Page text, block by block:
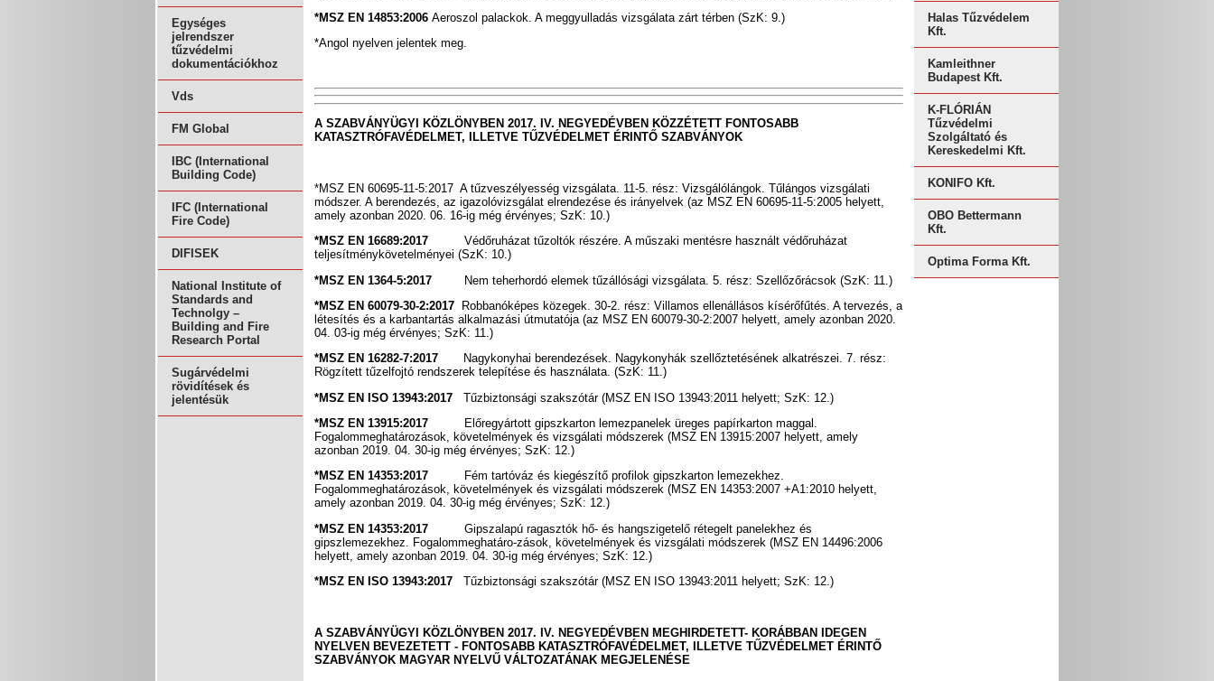
Egységes
jelrendszer
tűzvédelmi
dokumentációkhoz
Vds
FM Global
IBC (International
Building Code)
IFC (International
Fire Code)
DIFISEK
National Institute of
Standards and
Technolgy –
Building and Fire
Research Portal
Sugárvédelmi
rövidítések és
jelentésük
*MSZ EN 14853:2006Aeroszol palackok. A meggyulladás vizsgálata zárt térben (SzK: 9.)
*Angol nyelven jelentek meg.
A SZABVÁNYÜGYI KÖZLÖNYBEN 2017. IV. NEGYEDÉVBEN KÖZZÉTETT FONTOSABB
KATASZTRÓFAVÉDELMET, ILLETVE TŰZVÉDELMET ÉRINTŐ SZABVÁNYOK
*MSZ EN 60695-11-5:2017 A tűzveszélyesség vizsgálata. 11-5. rész: Vizsgálólángok. Tűlángos vizsgálati
módszer. A berendezés, az igazolóvizsgálat elrendezése és irányelvek (az MSZ EN 60695-11-5:2005 helyett,
amely azonban 2020. 06. 16-ig még érvényes; SzK: 10.)
*MSZ EN 16689:2017 Védőruházat tűzoltók részére. A műszaki mentésre használt védőruházat
teljesítménykövetelményei (SzK: 10.)
*MSZ EN 1364-5:2017 Nem teherhordó elemek tűzállósági vizsgálata. 5. rész: Szellőzőrácsok (SzK: 11.)
*MSZ EN 60079-30-2:2017
Robbanóképes közegek. 30-2. rész: Villamos ellenállásos kísérőfűtés. A tervezés, a
létesítés és a karbantartás alkalmazási útmutatója (az MSZ EN 60079-30-2:2007 helyett, amely azonban 2020.
04. 03-ig még érvényes; SzK: 11.)
*MSZ EN 16282-7:2017
Nagykonyhai berendezések. Nagykonyhák szellőztetésének alkatrészei. 7. rész:
Rögzített tűzelfojtó rendszerek telepítése és használata. (SzK: 11.)
*MSZ EN ISO 13943:2017Tűzbiztonsági szakszótár (MSZ EN ISO 13943:2011 helyett; SzK: 12.)
*MSZ EN 13915:2017
Előregyártott gipszkarton lemezpanelek üreges papírkarton maggal.
Fogalommeghatározások, követelmények és vizsgálati módszerek (MSZ EN 13915:2007 helyett, amely
azonban 2019. 04. 30-ig még érvényes; SzK: 12.)
*MSZ EN 14353:2017
Fém tartóváz és kiegészítő profilok gipszkarton lemezekhez.
Fogalommeghatározások, követelmények és vizsgálati módszerek (MSZ EN 14353:2007 +A1:2010 helyett,
amely azonban 2019. 04. 30-ig még érvényes; SzK: 12.)
*MSZ EN 14353:2017Gipszalapú ragasztók hő- és hangszigetelő rétegelt panelekhez és
gipszlemezekhez. Fogalommeghatáro-zások, követelmények és vizsgálati módszerek (MSZ EN 14496:2006
helyett, amely azonban 2019. 04. 30-ig még érvényes; SzK: 12.)
*MSZ EN ISO 13943:2017Tűzbiztonsági szakszótár (MSZ EN ISO 13943:2011 helyett; SzK: 12.)
A SZABVÁNYÜGYI KÖZLÖNYBEN 2017. IV. NEGYEDÉVBEN MEGHIRDETETT- KORÁBBAN IDEGEN
NYELVEN BEVEZETETT - FONTOSABB KATASZTRÓFAVÉDELMET, ILLETVE TŰZVÉDELMET ÉRINTŐ
SZABVÁNYOK MAGYAR NYELVŰ VÁLTOZATÁNAK MEGJELENÉSE
Halas Tűzvédelem
Kft.
Kamleithner
Budapest Kft.
K-FLÓRIÁN
Tűzvédelmi
Szolgáltató és
Kereskedelmi Kft.
KONIFO Kft.
OBO Bettermann
Kft.
Optima Forma Kft.